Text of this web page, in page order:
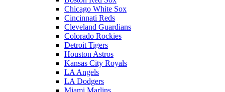
Chicago White Sox
Cincinnati Reds
Cleveland Guardians
Colorado Rockies
Detroit Tigers
Houston Astros
Kansas City Royals
LA Angels
LA Dodgers
Miami Marlins